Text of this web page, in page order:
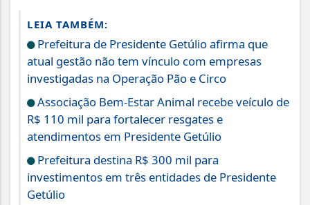
LEIA TAMBÉM:
Prefeitura de Presidente Getúlio afirma que
atual gestão não tem vínculo com empresas
investigadas na Operação Pão e Circo
Associação Bem-Estar Animal recebe veículo de
R$ 110 mil para fortalecer resgates e
atendimentos em Presidente Getúlio
Prefeitura destina R$ 300 mil para
investimentos em três entidades de Presidente
Getúlio